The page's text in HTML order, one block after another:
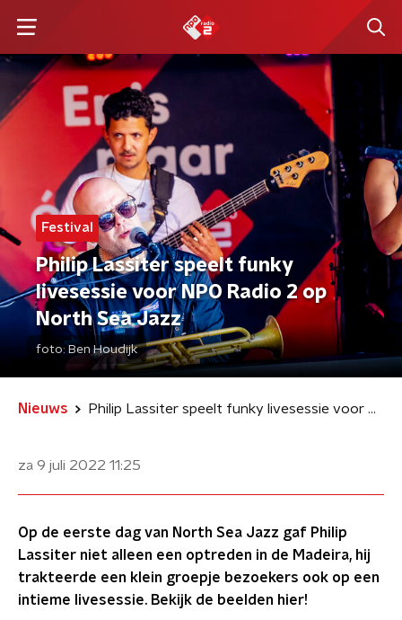
Festival
Philip Lassiter speelt funky
livesessie voor NPO Radio 2 op
North Sea Jazz
foto:Ben Houdijk
Nieuws Philip Lassiter speelt funky livesessie voor NPO Radio 2 op North Sea Jazz
za 9 juli 2022 11:25
Op de eerste dag van North Sea Jazz gaf Philip
Lassiter niet alleen een optreden in de Madeira, hij
trakteerde een klein groepje bezoekers ook op een
intieme livesessie. Bekijk de beelden hier!